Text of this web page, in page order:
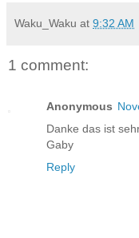
Waku_Waku at 9:32 AM
1 comment:
Anonymous
Danke das ist
Gaby
Reply